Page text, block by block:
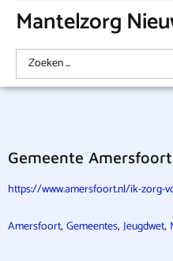
Mantelzorg
Gemeente
https://www.amersfoort.nl/ik-zorg-
Amersfoort, Gemeentes, Jeugdwet,